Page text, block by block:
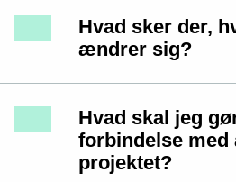
Hvad sker der,
ændrer sig?
Hvad skal jeg
forbindelse med
projektet?